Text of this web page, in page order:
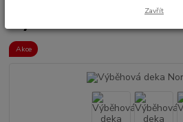
Výběhová deka
Akce
Zavřít